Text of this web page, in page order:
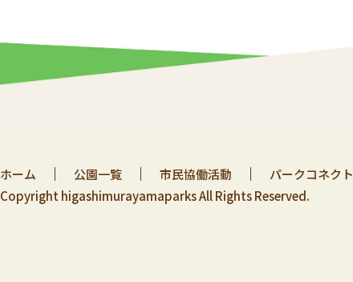
ホーム 公園一覧 市民協働活動 パークコネクト
Copyright higashimurayamaparks All Rights Reserved.